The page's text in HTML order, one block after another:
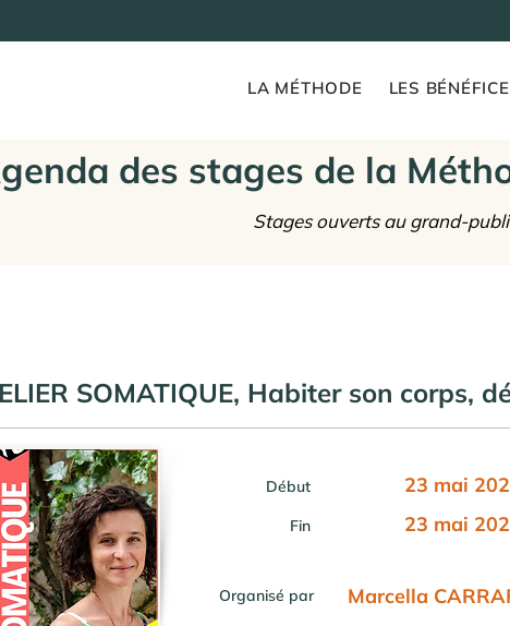
LA MÉTHODE LES
des stages de la
Stages ouverts au grand-
SOMATIQUE, Habiter son corps,
Début 23 mai
Fin 23 mai
Organisé par Marcella